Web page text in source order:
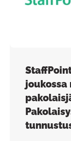
joukossa